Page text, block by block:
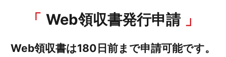
Web領収書発行申請
Web領収書は180日前まで申請可能です。